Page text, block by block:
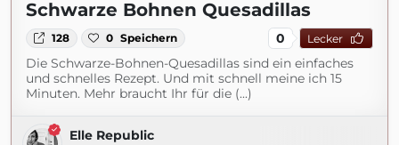
Schwarze Bohnen Quesadillas
128 0 Speichern 0 Lecker
Die Schwarze-Bohnen-Quesadillas sind ein einfaches
und schnelles Rezept. Und mit schnell meine ich 15
Minuten. Mehr braucht Ihr für die (...)
Elle Republic